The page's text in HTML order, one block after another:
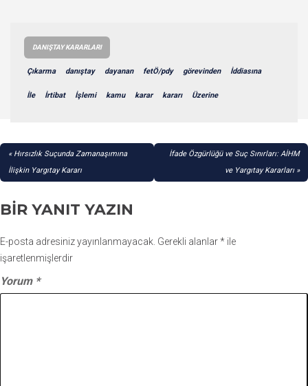
DANIŞTAY KARARLARI
Çıkarma danıştay dayanan fetÖ/pdy görevinden İddiasına
İle İrtibat İşlemi kamu karar kararı Üzerine
YAZI
GEZINMESI
Hırsızlık Suçunda Zamanaşımına
İlişkin Yargıtay Kararı
İfade Özgürlüğü ve Suç Sınırları: AİHM
ve Yargıtay Kararları
BIR YANIT YAZIN
E-posta adresiniz yayınlanmayacak. Gerekli alanlar* ile
işaretlenmişlerdir
Yorum *